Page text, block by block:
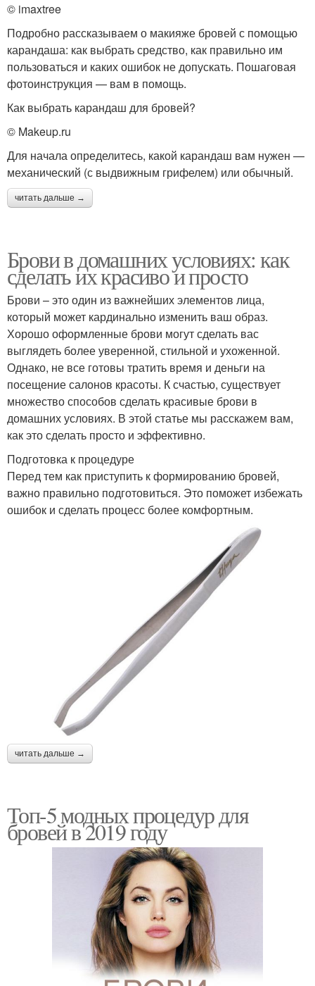
© imaxtree
Подробно рассказываем о макияже бровей с помощью
карандаша: как выбрать средство, как правильно им
пользоваться и каких ошибок не допускать. Пошаговая
фотоинструкция — вам в помощь.
Как выбрать карандаш для бровей?
© Makeup.ru
Для начала определитесь, какой карандаш вам нужен —
механический (с выдвижным грифелем) или обычный.
читать дальше →
Брови в домашних условиях: как
сделать их красиво и просто
Брови – это один из важнейших элементов лица,
который может кардинально изменить ваш образ.
Хорошо оформленные брови могут сделать вас
выглядеть более уверенной, стильной и ухоженной.
Однако, не все готовы тратить время и деньги на
посещение салонов красоты. К счастью, существует
множество способов сделать красивые брови в
домашних условиях. В этой статье мы расскажем вам,
как это сделать просто и эффективно.
Подготовка к процедуре
Перед тем как приступить к формированию бровей,
важно правильно подготовиться. Это поможет избежать
ошибок и сделать процесс более комфортным.
читать дальше →
Топ-5 модных процедур для
бровей в 2019 году